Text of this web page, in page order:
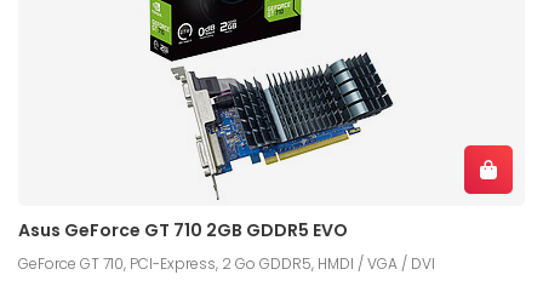
Asus GeForce GT 710 2GB GDDR5 EVO
GeForce GT 710, PCI-Express, 2 Go GDDR5, HMDI / VGA / DVI